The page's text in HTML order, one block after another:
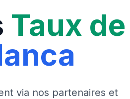
Taux de
via nos partenaires et